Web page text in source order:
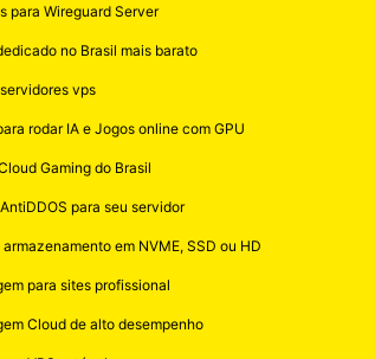
para Wireguard Server
no Brasil mais barato
vps
rodar IA e Jogos online com GPU
Gaming do Brasil
para seu servidor
em NVME, SSD ou HD
para sites profissional
Cloud de alto desempenho